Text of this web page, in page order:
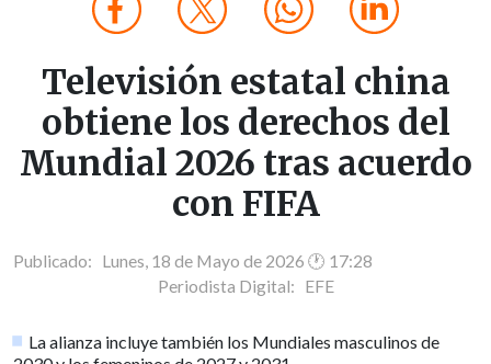
Televisión estatal china
obtiene los derechos del
Mundial 2026 tras acuerdo
con FIFA
Publicado: Lunes, 18 de Mayo de 2026 🕐 17:28
Periodista Digital: EFE
La alianza incluye también los Mundiales masculinos de